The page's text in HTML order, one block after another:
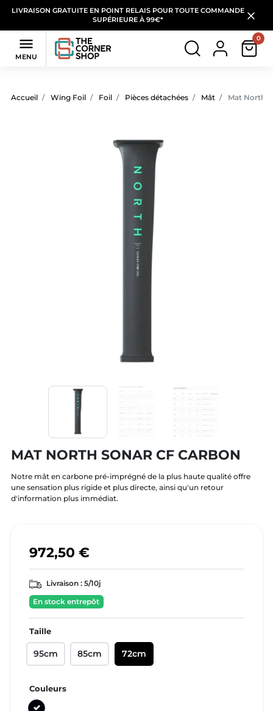
LIVRAISON GRATUITE EN POINT RELAIS POUR TOUTE COMMANDE
SUPÉRIEURE À 99€*

MENU
0
Accueil Wing Foil Foil Pièces détachées Mât Mat North
MAT NORTH SONAR CF CARBON
Notre mât en carbone pré-imprégné de la plus haute qualité offre
une sensation plus rigide et plus directe, ainsi qu'un retour
d'information plus immédiat.
972,50 €
Livraison : 5/10j
En stock entrepôt
Taille
95cm 85cm 72cm
Couleurs
Noir